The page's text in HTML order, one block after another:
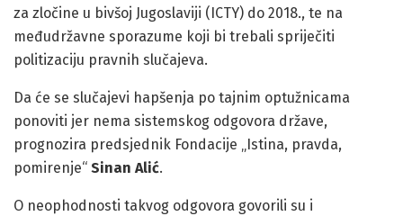
za zločine u bivšoj Jugoslaviji (ICTY) do 2018., te na
međudržavne sporazume koji bi trebali spriječiti
politizaciju pravnih slučajeva.
Da će se slučajevi hapšenja po tajnim optužnicama
ponoviti jer nema sistemskog odgovora države,
prognozira predsjednik Fondacije „Istina, pravda,
pomirenje“ Sinan Alić.
O neophodnosti takvog odgovora govorili su i